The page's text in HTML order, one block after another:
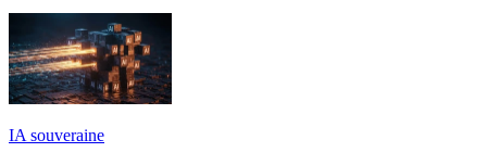
IA souveraine